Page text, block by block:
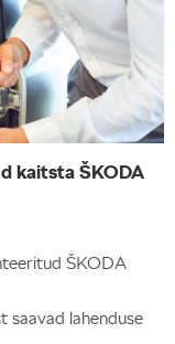
kaitsta ŠKODA
ŠKODA
saavad lahenduse